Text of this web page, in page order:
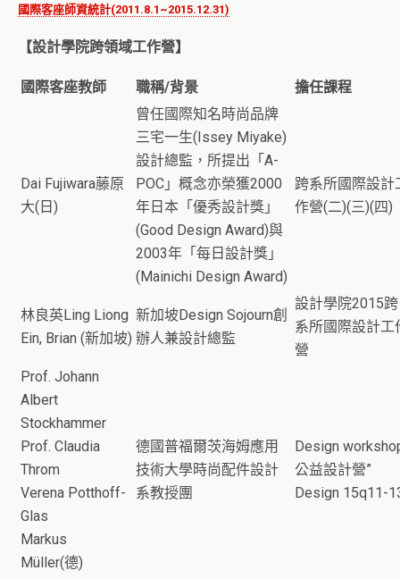
國際客座師資統計(2011.8.1~2015.12.31)
【設計學院跨領域工作營】
國際客座教師 職稱/背景 擔任課程
Dai Fujiwara藤原
大(日)
曾任國際知名時尚品牌
三宅一生(Issey Miyake)
設計總監，所提出「A-
POC」概念亦榮獲2000
年日本「優秀設計獎」
(Good Design Award)與
2003年「每日設計獎」
(Mainichi Design Award)
跨系所國際設計
作營(二)(三)(四)
林良英Ling Liong
Ein, Brian (新加坡)
新加坡Design Sojourn創
辦人兼設計總監
設計學院2015跨
系所國際設計工
營
Prof. Johann
Albert
Stockhammer
Prof. Claudia
Throm
Verena Potthoff-
Glas
Markus
Müller(德)
德國普福爾茨海姆應用
技術大學時尚配件設計
系教授團
Design
公益設計營”
Design 15q11-